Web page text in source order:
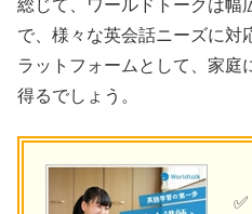
総じて、ワールドトークは幅
で、様々な英会話ニーズに対
ラットフォームとして、家庭
得るでしょう。
✅